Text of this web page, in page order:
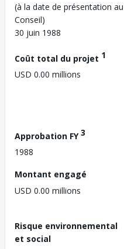
(à la date de présentation au
Conseil)
30 juin 1988
Coût total du projet 1
USD 0.00 millions
Approbation FY3
1988
Montant engagé
USD 0.00 millions
Risque environnemental
et social